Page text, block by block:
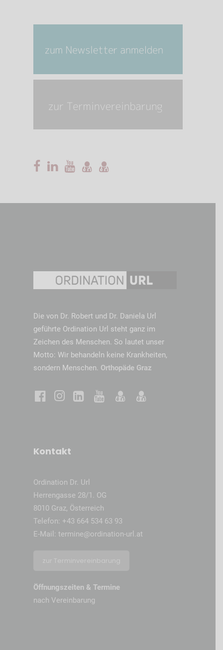
Die von Dr. Robert und Dr. Daniela Url
geführte Ordination Url steht ganz im
Zeichen des Menschen. So lautet unser
Motto: Wir behandeln keine Krankheiten,
sondern Menschen. Orthopäde Graz
Kontakt
Ordination Dr. Url
Herrengasse 28/1. OG
8010 Graz, Österreich
Telefon: +43 664 534 63 93
E-Mail: termine@ordination-url.at
zur Terminvereinbarung
Öffnungszeiten & Termine
nach Vereinbarung